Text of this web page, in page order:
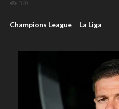
360
Champions League La Liga